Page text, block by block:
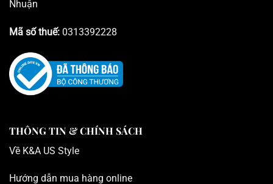
Nhuận
Mã số thuế: 0313392228
THÔNG TIN & CHÍNH SÁCH
Về K&A US Style
Hướng dẫn mua hàng online